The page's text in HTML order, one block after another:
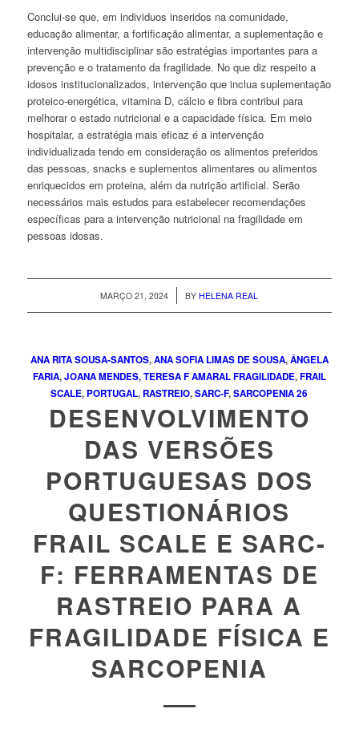
Conclui-se que, em individuos inseridos na comunidade,
educação alimentar, a fortificação alimentar, a suplementação e
intervenção multidisciplinar são estratégias importantes para a
prevenção e o tratamento da fragilidade. No que diz respeito a
idosos institucionalizados, intervenção que inclua suplementação
proteico-energética, vitamina D, cálcio e fibra contribui para
melhorar o estado nutricional e a capacidade física. Em meio
hospitalar, a estratégia mais eficaz é a intervenção
individualizada tendo em consideração os alimentos preferidos
das pessoas, snacks e suplementos alimentares ou alimentos
enriquecidos em proteina, além da nutrição artificial. Serão
necessários mais estudos para estabelecer recomendações
específicas para a intervenção nutricional na fragilidade em
pessoas idosas.
MARÇO 21, 2024
/ BYHELENA REAL
ANA RITA SOUSA-SANTOS,ANA SOFIA LIMAS DE SOUSA,ÂNGELA
FARIA,JOANA MENDES,TERESA F AMARALFRAGILIDADE,FRAIL
SCALE,PORTUGAL, RASTREIO,SARC-F,SARCOPENIA 26
DESENVOLVIMENTO
DAS VERSÕES
PORTUGUESAS DOS
QUESTIONÁRIOS
FRAIL SCALE E SARC-
F: FERRAMENTAS DE
RASTREIO PARA A
FRAGILIDADE FÍSICA E
SARCOPENIA